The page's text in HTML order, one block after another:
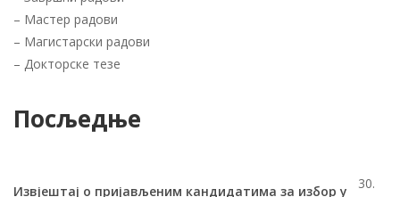
– Мастер радови
– Магистарски радови
– Докторске тезе
Посљедње
Извјештај о пријављеним кандидатима за избор у
30.